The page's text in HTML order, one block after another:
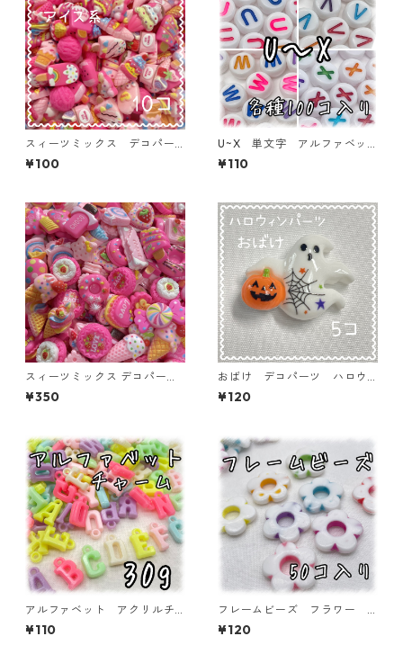
スィーツミックス デコパー
ツ アイス系 10個入り 貼
り付けパーツ【DP-SW-IC-MI
¥100
U~X 単文字 アルファベッ
トビーズ 100個入り【AB‐E
A】
¥110
スィーツミックス デコパー
ツ ピンク 45個入り 貼り
付けパーツ【DP-SW-MIXP】
¥350
おばけ デコパーツ ハロウ
ィン 5個入り 貼り付けパー
ツ【DP-HLW-07】
¥120
アルファベット アクリルチ
ャーム 30ｇ 【ACM-EA-3
0G-P】
¥110
フレームビーズ フラワー
ミックス 50個入り【AB‐F
U13】
¥120